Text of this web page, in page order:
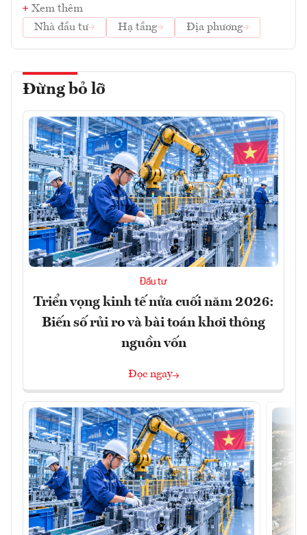
Xem thêm
Nhà đầu tư
Hạ tầng Địa phương
Đừng bỏ lỡ
Đầu tư
Triển vọng kinh tế nửa cuối năm 2026:
Biến số rủi ro và bài toán khơi thông
nguồn vốn
Đọc ngay